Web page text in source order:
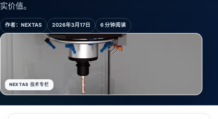
实价值。
作者：NEXTAS 2026年3月17日 6 分钟阅读
NEXTAS 技术专栏